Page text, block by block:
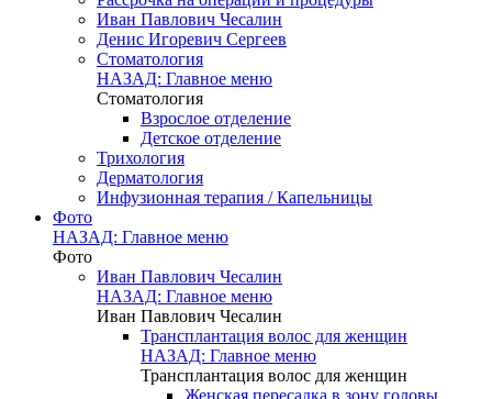
Иван Павлович Чесалин
Денис Игоревич Сергеев
Стоматология
НАЗАД: Главное меню
Стоматология
Взрослое отделение
Детское отделение
Трихология
Дерматология
Инфузионная терапия / Капельницы
Фото
НАЗАД: Главное меню
Фото
Иван Павлович Чесалин
НАЗАД: Главное меню
Иван Павлович Чесалин
Трансплантация волос для женщин
НАЗАД: Главное меню
Трансплантация волос для женщин
Женская пересадка в зону головы